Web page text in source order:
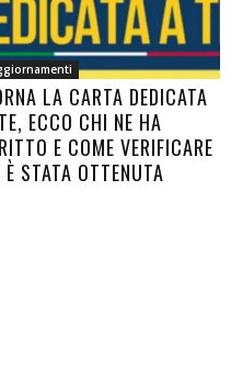
LA CARTA DEDICATA
ECCO CHI NE HA
E COME VERIFICARE
È STATA OTTENUTA